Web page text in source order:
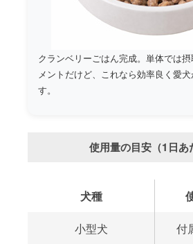
クランベリーごはん完成。単体では
メントだけど、これなら効率良く愛
す。
使用量の目安（1日あ
犬種
小型犬 付